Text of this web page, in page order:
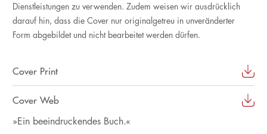
Dienstleistungen zu verwenden. Zudem weisen wir ausdrücklich
darauf hin, dass die Cover nur originalgetreu in unveränderter
Form abgebildet und nicht bearbeitet werden dürfen.
Cover Print
Cover Web
»Ein beeindruckendes Buch.«